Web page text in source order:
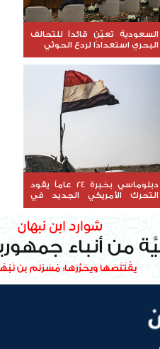
السعودية تعيّن قائداً للتحالف
البحري استعدادًا لردع الحوثي
دبلوماسي بخبرة 24 عاماً يقود
التحرك الأمريكي الجديد في
اليمن